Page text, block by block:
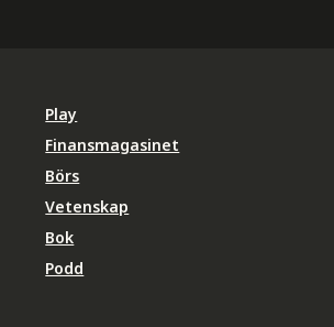
Play
Finansmagasinet
Börs
Vetenskap
Bok
Podd